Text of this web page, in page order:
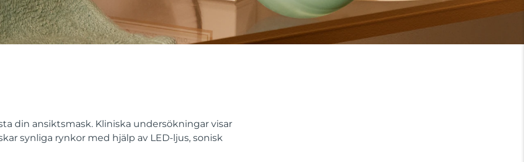
din ansiktsmask. Kliniska undersökningar visar
synliga rynkor med hjälp av LED-ljus, sonisk
Mina prenumerationer